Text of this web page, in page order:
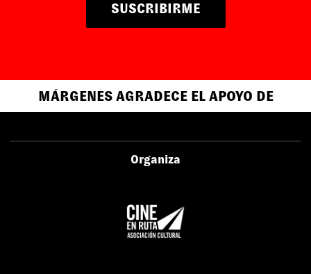
SUSCRIBIRME
MÁRGENES AGRADECE EL APOYO DE
Organiza